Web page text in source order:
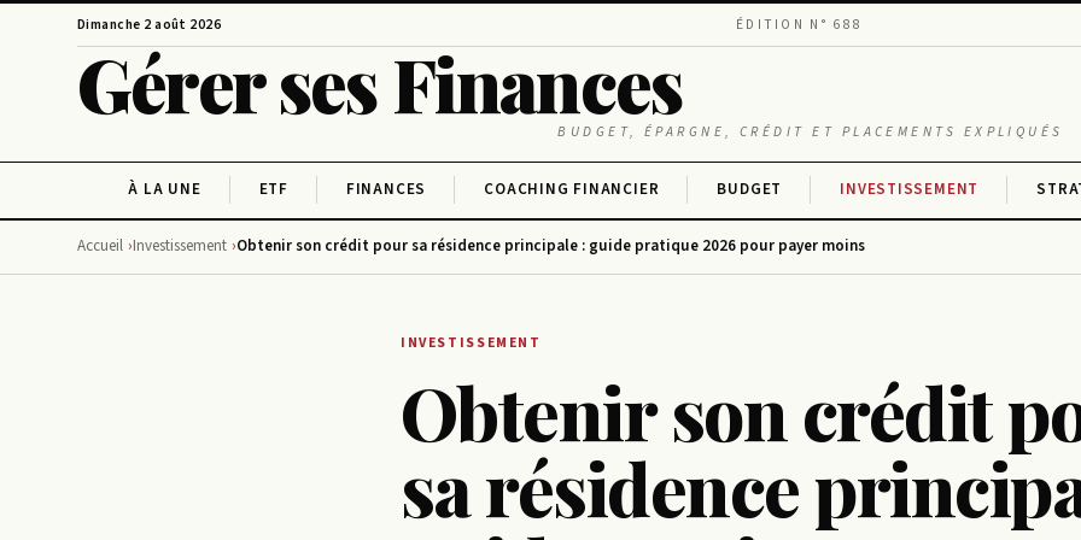
Dimanche 2 août 2026 ÉDITION N° 688
Gérer ses Finances
BUDGET, ÉPARGNE, CRÉDIT ET PLACEMENTS EXPLIQUÉS
À LA UNE ETF FINANCES COACHING FINANCIER BUDGET INVESTISSEMENT
Accueil Investissement Obtenir son crédit pour sa résidence principale : guide pratique 2026 pour payer moins
INVESTISSEMENT
Obtenir son crédit
sa résidence